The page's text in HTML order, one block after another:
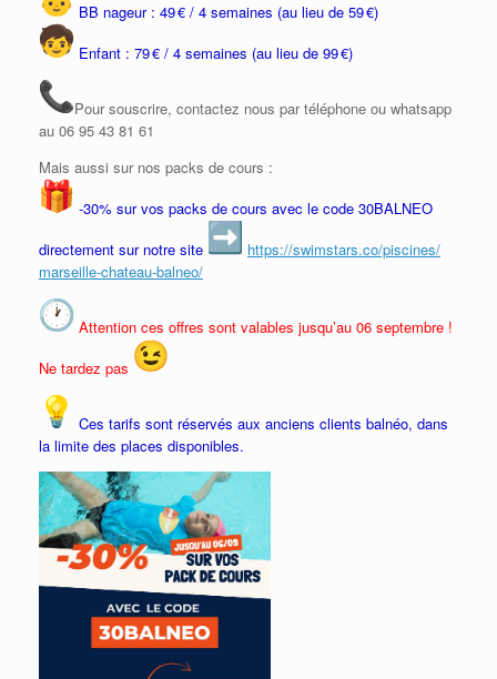
BB nageur : 49 € / 4 semaines (au lieu de 59 €)
Enfant : 79 € / 4 semaines (au lieu de 99 €)
Pour souscrire, contactez nous par téléphone ou whatsapp
au 06 95 43 81 61
Mais aussi sur nos packs de cours :
-30% sur vos packs de cours avec le code 30BALNEO
directement sur notre site
https://swimstars.co/piscines/
marseille-chateau-balneo/
Attention ces offres sont valables jusqu’au 06 septembre !
Ne tardez pas
Ces tarifs sont réservés aux anciens clients balnéo, dans
la limite des places disponibles.